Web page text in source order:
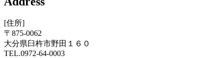
[住所]
〒875-0062
大分県臼杵市野田１６０
TEL.0972-64-0003